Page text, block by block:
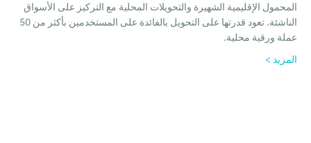
المحمول الإقليمية الشهيرة والتحويلات المحلية مع التركيز على الأسواق
الناشئة. تعود قدرتها على التحويل بالفائدة على المستخدمين بأكثر من 50
عملة ورقية محلية.
المزيد >